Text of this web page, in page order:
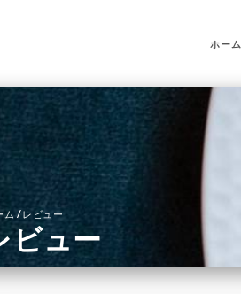
ホーム
ム/レビュー
ビュー